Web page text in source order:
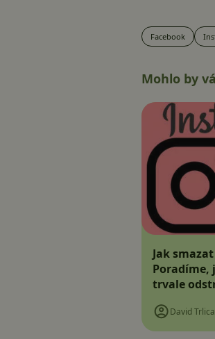
Facebook
Mohlo by
Jak
Poradíme,
trvale
David Trlica